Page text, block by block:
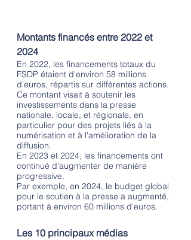
Montants financés entre 2022 et
2024
En 2022, les financements totaux du
FSDP étaient d'environ 58 millions
d'euros, répartis sur différentes actions.
Ce montant visait à soutenir les
investissements dans la presse
nationale, locale, et régionale, en
particulier pour des projets liés à la
numérisation et à l'amélioration de la
diffusion.
En 2023 et 2024, les financements ont
continué d'augmenter de manière
progressive.
Par exemple, en 2024, le budget global
pour le soutien à la presse a augmenté,
portant à environ 60 millions d'euros.
Les 10 principaux médias